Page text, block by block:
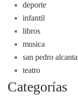
deporte
infantil
libros
musica
san pedro
teatro
Categorías